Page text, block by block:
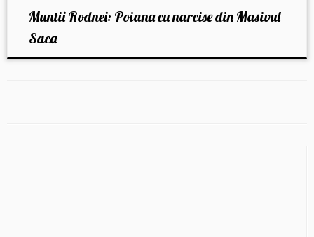
Muntii Rodnei: Poiana cu narcise din Masivul
Saca